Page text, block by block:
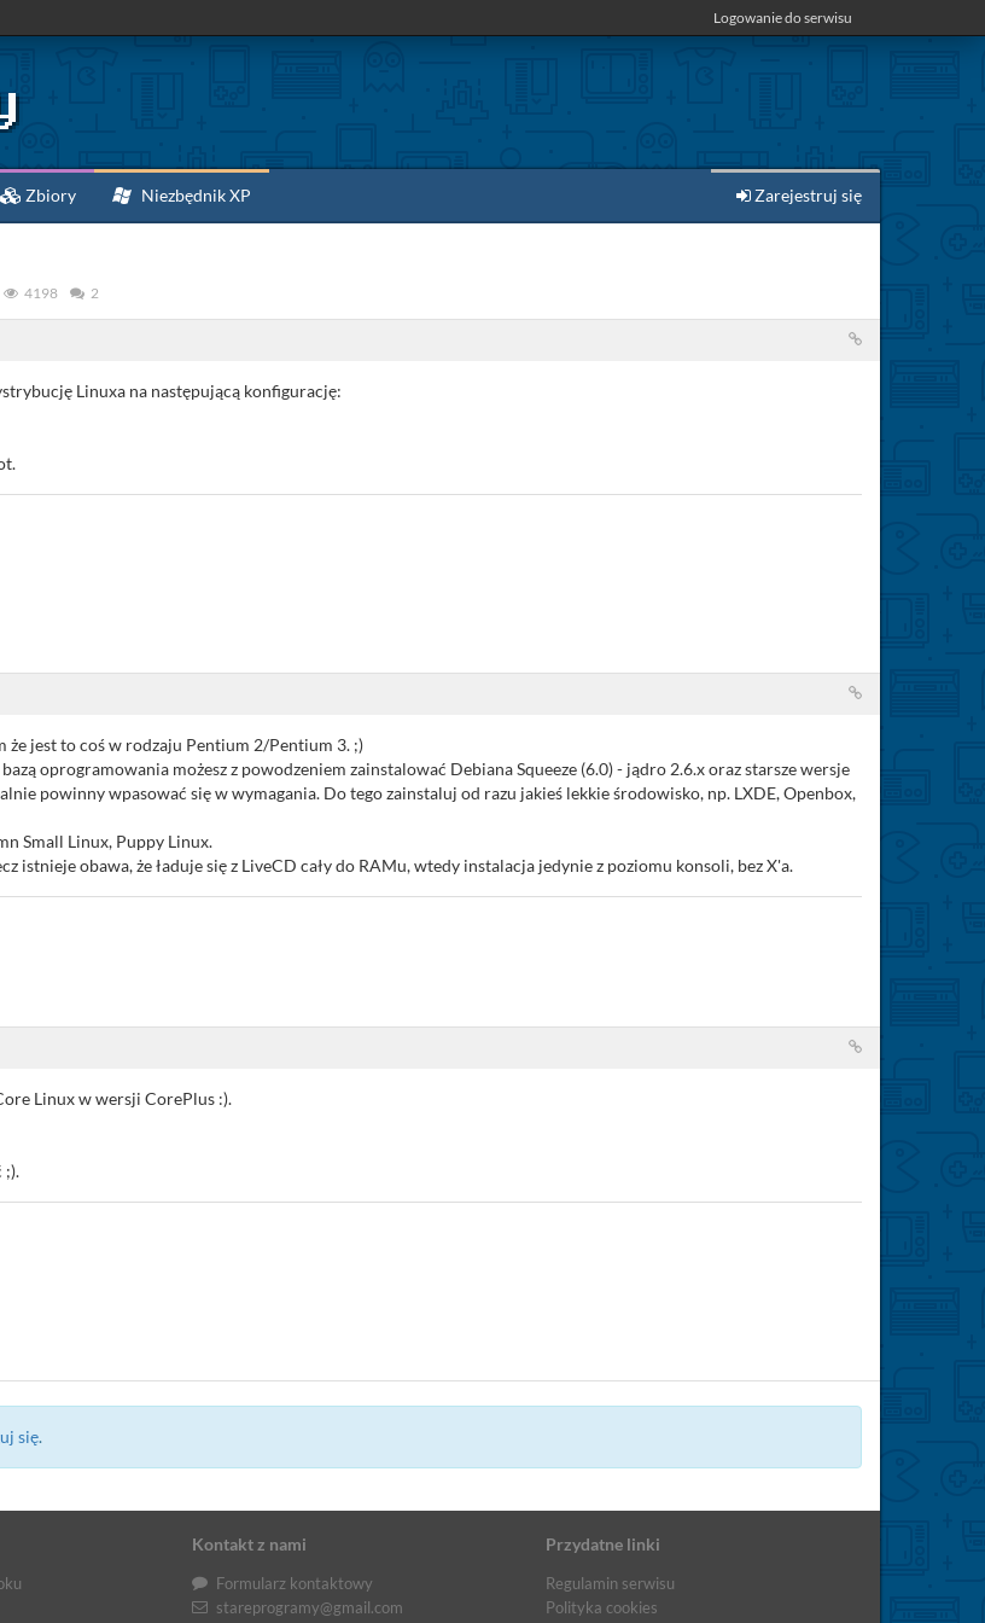
Logowanie do serwisu
Zbiory Niezbędnik XP Zarejestruj się
4198 2
Linuxa na następującą konfigurację:
że jest to coś w rodzaju Pentium 2/Pentium 3. ;)
oprogramowania możesz z powodzeniem zainstalować Debiana Squeeze (6.0) - jądro 2.6.x oraz starsze wersje
powinny wpasować się w wymagania. Do tego zainstaluj od razu jakieś lekkie środowisko, np. LXDE, Openbox,
Small Linux, Puppy Linux.
istnieje obawa, że ładuje się z LiveCD cały do RAMu, wtedy instalacja jedynie z poziomu konsoli, bez X'a.
Linux w wersji CorePlus :).
;).
się.
Kontakt z nami
Formularz kontaktowy
stareprogramy@gmail.com
Przydatne linki
Regulamin serwisu
Polityka cookies